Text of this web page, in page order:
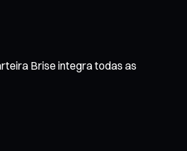
Brise integra todas as